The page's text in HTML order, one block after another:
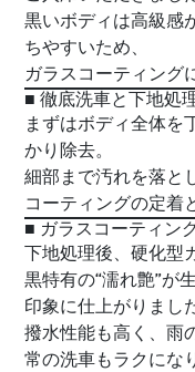
黒いボディは高級感
ちやすいため、
ガラスコーティング
■ 徹底洗車と下地処
まずはボディ全体を
かり除去。
細部まで汚れを落と
コーティングの定着
■ ガラスコーティン
下地処理後、硬化型
黒特有の“濡れ艶”が
印象に仕上がりまし
撥水性能も高く、雨
常の洗車もラクにな